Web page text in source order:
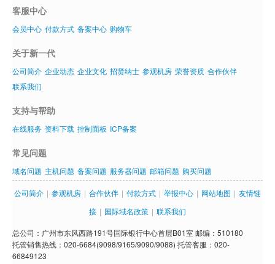
客服中心
会员中心 付款方式 备案中心 购物车
关于新一代
公司简介 企业动态 企业文化 招贤纳士 参观机房 荣誉资质 合作伙伴
联系我们
支持与帮助
在线服务 资料下载 控制面板 ICP备案
常见问题
域名问题 主机问题 备案问题 服务器问题 邮箱问题 购买问题
公司简介 | 参观机房 | 合作伙伴 | 付款方式 | 举报中心 | 网站地图 | 友情链
接 | 国际域名政策 | 联系我们
总公司：广州市东风西路191号国际银行中心首层B01室 邮编：510180
托管销售热线：020-6684(9098/9165/9090/9088) 托管客服：020-
66849123